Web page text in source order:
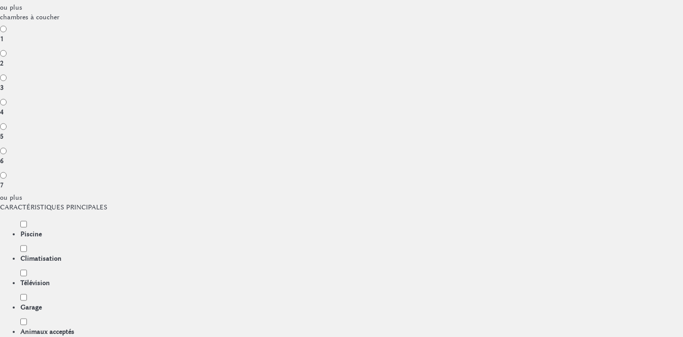
ou plus
chambres à coucher
1
2
3
4
5
6
7
ou plus
CARACTÉRISTIQUES PRINCIPALES
Piscine
Climatisation
Télévision
Garage
Animaux acceptés